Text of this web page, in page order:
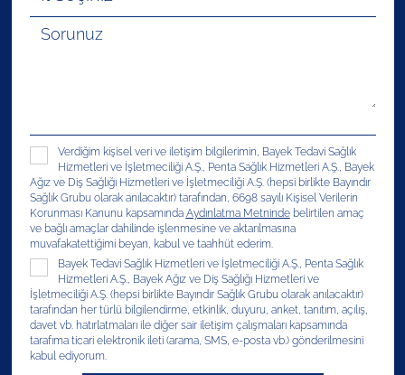
Verdiğim kişisel veri ve iletişim bilgilerimin, Bayek Tedavi Sağlık
Hizmetleri ve İşletmeciliği A.Ş., Penta Sağlık Hizmetleri A.Ş., Bayek
Ağız ve Diş Sağlığı Hizmetleri ve İşletmeciliği A.Ş. (hepsi birlikte Bayındır
Sağlık Grubu olarak anılacaktır) tarafından, 6698 sayılı Kişisel Verilerin
Korunması Kanunu kapsamında Aydınlatma Metnindebelirtilen amaç
ve bağlı amaçlar dahilinde işlenmesine ve aktarılmasına
muvafakatettiğimi beyan, kabul ve taahhüt ederim.
Bayek Tedavi Sağlık Hizmetleri ve İşletmeciliği A.Ş., Penta Sağlık
Hizmetleri A.Ş., Bayek Ağız ve Diş Sağlığı Hizmetleri ve
İşletmeciliği A.Ş. (hepsi birlikte Bayındır Sağlık Grubu olarak anılacaktır)
tarafından her türlü bilgilendirme, etkinlik, duyuru, anket, tanıtım, açılış,
davet vb. hatırlatmaları ile diğer sair iletişim çalışmaları kapsamında
tarafıma ticari elektronik ileti (arama, SMS, e-posta vb.) gönderilmesini
kabul ediyorum.